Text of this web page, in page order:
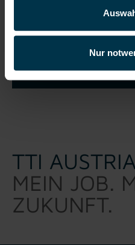
Nur
Job
TTI AUSTRIA
MEIN JOB.
ZUKUNFT.